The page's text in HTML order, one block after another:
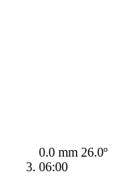
0.0 mm 26.0º
06:00